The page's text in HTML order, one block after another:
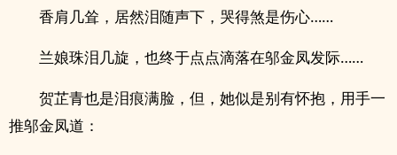
香肩几耸，居然泪随声下，哭得煞是伤心……
兰娘珠泪几旋，也终于点点滴落在邬金凤发际……
贺芷青也是泪痕满脸，但，她似是别有怀抱，用手一
推邬金凤道：